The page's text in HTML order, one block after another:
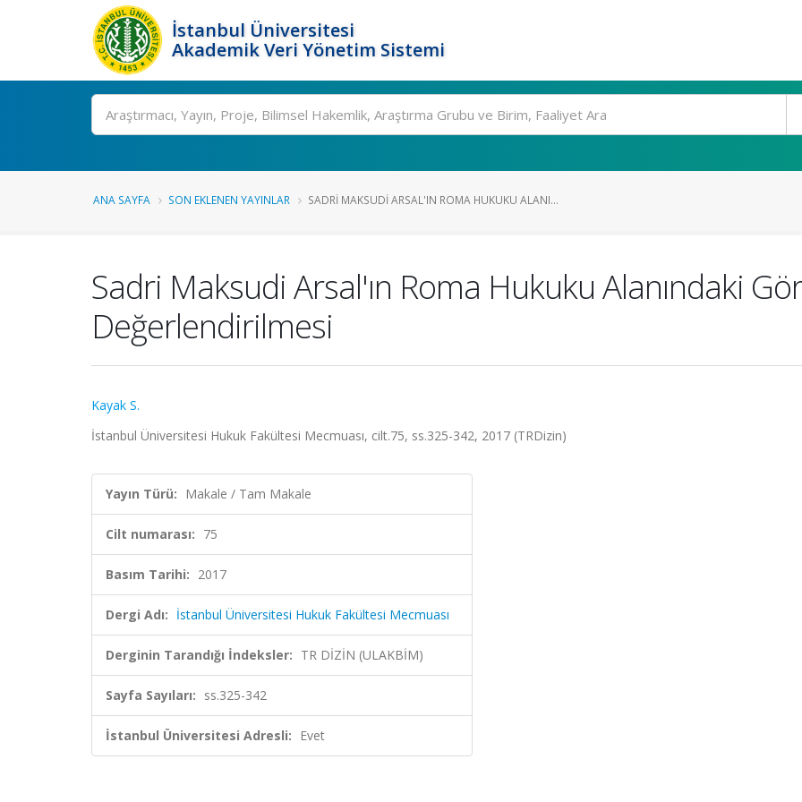
İstanbul Üniversitesi
Akademik Veri Yönetim Sistemi
Ara
ANA SAYFA SON EKLENEN YAYINLAR SADRI MAKSUDI ARSAL'IN ROMA HUKUKU ALANI...
Sadri Maksudi Arsal'ın Roma Hukuku Alanındaki
Değerlendirilmesi
Kayak S.
İstanbul Üniversitesi Hukuk Fakültesi Mecmuası, cilt.75, ss.325-342, 2017 (TRDizin)
Yayın Türü: Makale / Tam Makale
Cilt numarası: 75
Basım Tarihi: 2017
Dergi Adı: İstanbul Üniversitesi Hukuk Fakültesi Mecmuası
Derginin Tarandığı İndeksler: TR DİZİN (ULAKBİM)
Sayfa Sayıları: ss.325-342
İstanbul Üniversitesi Adresli: Evet